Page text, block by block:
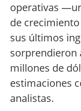
operativas
de
sus últimos
sorprendieron
millones de
estimaciones
analistas.